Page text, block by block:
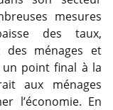
mesures
des taux,
des ménages et
point final à la
aux ménages
l’économie. En